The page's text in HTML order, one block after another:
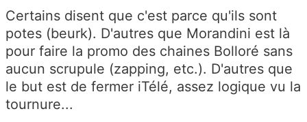
Certains disent que c'est parce qu'ils sont
potes (beurk). D'autres que Morandini est là
pour faire la promo des chaines Bolloré sans
aucun scrupule (zapping, etc.). D'autres que
le but est de fermer iTélé, assez logique vu la
tournure...